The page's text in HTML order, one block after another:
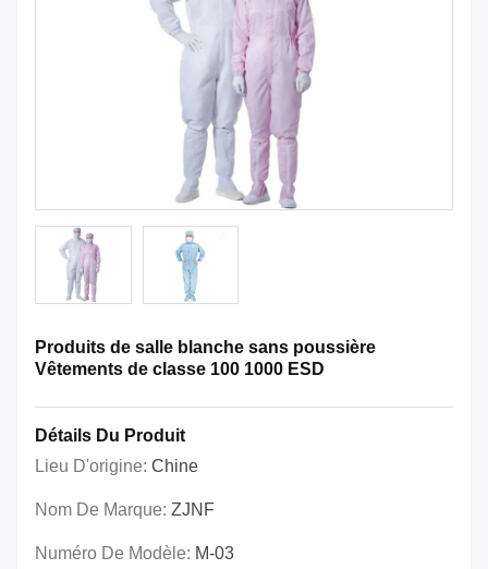
Produits de salle blanche sans poussière
Vêtements de classe 100 1000 ESD
Détails Du Produit
Lieu D'origine: Chine
Nom De Marque: ZJNF
Numéro De Modèle: M-03